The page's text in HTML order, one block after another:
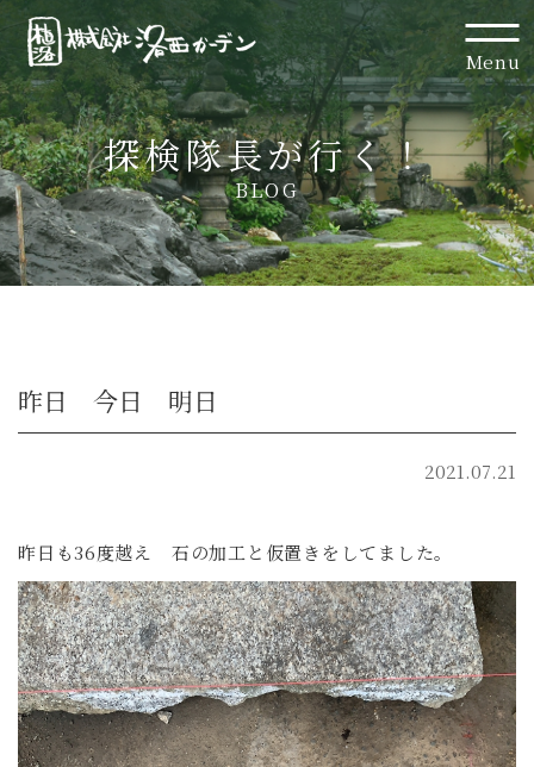
Menu
探検隊長が行く！
BLOG
昨日 今日 明日
2021.07.21
昨日も36度越え 石の加工と仮置きをしてました。